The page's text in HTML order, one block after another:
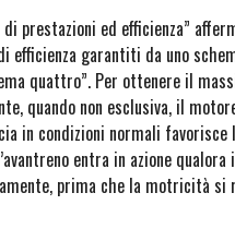
ed efficienza”
efficienza garantiti da uno
quattro”. Per ottenere il
quando non esclusiva, il
in condizioni normali favorisce
entra in azione
prima che la motricità si